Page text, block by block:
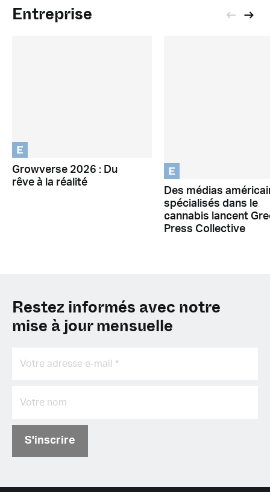
Entreprise
E
Growverse 2026 : Du
rêve à la réalité
E
Des médias
spécialisés dans le
cannabis lancent
Press Collective
Restez informés avec notre
mise à jour mensuelle
S'inscrire